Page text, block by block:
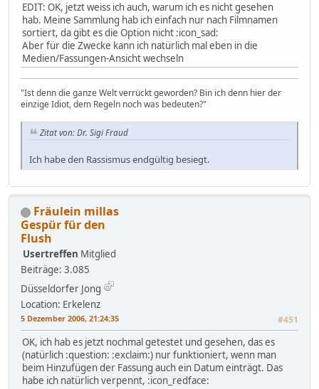
EDIT: OK, jetzt weiss ich auch, warum ich es nicht gesehen
hab. Meine Sammlung hab ich einfach nur nach Filmnamen
sortiert, da gibt es die Option nicht :icon_sad:
Aber für die Zwecke kann ich natürlich mal eben in die
Medien/Fassungen-Ansicht wechseln
"Ist denn die ganze Welt verrückt geworden? Bin ich denn hier der
einzige Idiot, dem Regeln noch was bedeuten?"
Zitat von: Dr. Sigi Fraud
Ich habe den Rassismus endgültig besiegt.
Fräulein millas
Gespür für den
Flush
Usertreffen Mitglied
Beiträge: 3.085
Düsseldorfer Jong
Location: Erkelenz
5 Dezember 2006, 21:24:35 #451
OK, ich hab es jetzt nochmal getestet und gesehen, das es
(natürlich :question: :exclaim:) nur funktioniert, wenn man
beim Hinzufügen der Fassung auch ein Datum einträgt. Das
habe ich natürlich verpennt, :icon_redface: